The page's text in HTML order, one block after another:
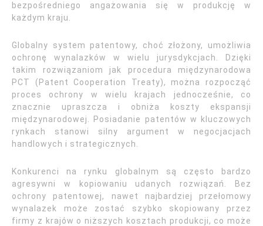
bezpośredniego angażowania się w produkcję w
każdym kraju.
Globalny system patentowy, choć złożony, umożliwia
ochronę wynalazków w wielu jurysdykcjach. Dzięki
takim rozwiązaniom jak procedura międzynarodowa
PCT (Patent Cooperation Treaty), można rozpocząć
proces ochrony w wielu krajach jednocześnie, co
znacznie upraszcza i obniża koszty ekspansji
międzynarodowej. Posiadanie patentów w kluczowych
rynkach stanowi silny argument w negocjacjach
handlowych i strategicznych.
Konkurenci na rynku globalnym są często bardzo
agresywni w kopiowaniu udanych rozwiązań. Bez
ochrony patentowej, nawet najbardziej przełomowy
wynalazek może zostać szybko skopiowany przez
firmy z krajów o niższych kosztach produkcji, co może